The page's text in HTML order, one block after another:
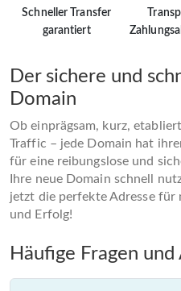
Schneller Transfer
garantiert
Der sichere und
Domain
Ob einprägsam, kurz,
Traffic – jede Domain hat
für eine reibungslose und
Ihre neue Domain schnell
jetzt die perfekte Adresse
und Erfolg!
Häufige Fragen